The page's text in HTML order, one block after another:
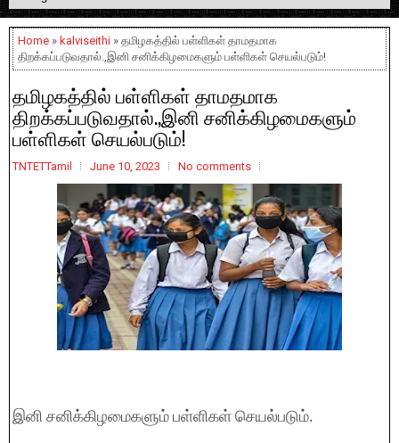
Home » kalviseithi » தமிழகத்தில் பள்ளிகள் தாமதமாக
திறக்கப்படுவதால்.,இனி சனிக்கிழமைகளும் பள்ளிகள் செயல்படும்!
தமிழகத்தில் பள்ளிகள் தாமதமாக
திறக்கப்படுவதால்.,இனி சனிக்கிழமைகளும்
பள்ளிகள் செயல்படும்!
TNTETTamil June 10, 2023 No comments
இனி சனிக்கிழமைகளும் பள்ளிகள் செயல்படும்.